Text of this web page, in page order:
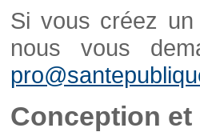
Si vous créez
nous vous
Conception